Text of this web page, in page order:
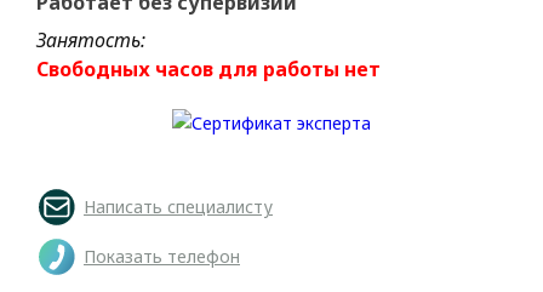
Занятость:
Свободных часов для работы нет
Написать специалисту
Показать телефон